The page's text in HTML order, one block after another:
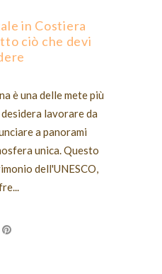
in Costiera
ciò che devi
è una delle mete più
lavorare da
a panorami
unica. Questo
dell'UNESCO,